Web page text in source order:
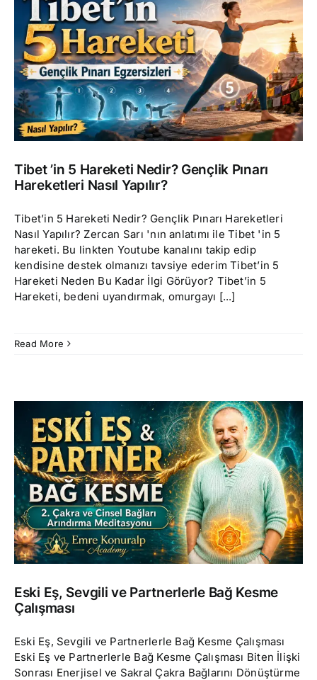
Tibet ’in 5 Hareketi Nedir? Gençlik Pınarı
Hareketleri Nasıl Yapılır?
Tibet’in 5 Hareketi Nedir? Gençlik Pınarı Hareketleri
Nasıl Yapılır? Zercan Sarı 'nın anlatımı ile Tibet 'in 5
hareketi. Bu linkten Youtube kanalını takip edip
kendisine destek olmanızı tavsiye ederim Tibet’in 5
Hareketi Neden Bu Kadar İlgi Görüyor? Tibet’in 5
Hareketi, bedeni uyandırmak, omurgayı [...]
Read More
Eski Eş, Sevgili ve Partnerlerle Bağ Kesme
Çalışması
Eski Eş, Sevgili ve Partnerlerle Bağ Kesme Çalışması
Eski Eş ve Partnerlerle Bağ Kesme Çalışması Biten İlişki
Sonrası Enerjisel ve Sakral Çakra Bağlarını Dönüştürme